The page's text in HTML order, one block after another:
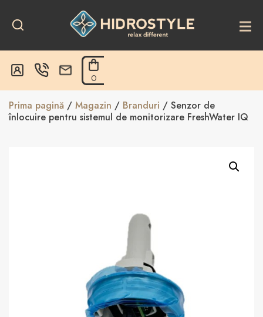
content
0
Prima pagină / Magazin / Branduri / Senzor de
înlocuire pentru sistemul de monitorizare FreshWater IQ